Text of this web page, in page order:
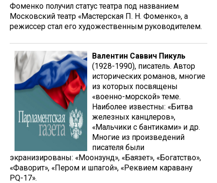
Фоменко получил статус театра под названием
Московский театр «Мастерская П. Н. Фоменко», а
режиссер стал его художественным руководителем.
Валентин Саввич Пикуль
(1928-1990), писатель. Автор
исторических романов, многие
из которых посвящены
«военно-морской» теме.
Наиболее известны: «Битва
железных канцлеров»,
«Мальчики с бантиками» и др.
Многие из произведений
писателя были
экранизированы: «Моонзунд», «Баязет», «Богатство»,
«Фаворит», «Пером и шпагой», «Реквием каравану
PQ-17».